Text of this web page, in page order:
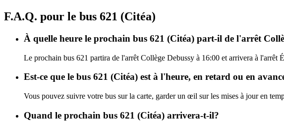
F.A.Q. pour le bus 621 (Citéa)
À quelle heure le prochain bus 621 (Citéa) part-il de l'arrêt
Le prochain bus 621 partira de l'arrêt Collège Debussy à 16:00 et arrivera à
Est-ce que le bus 621 (Citéa) est à l'heure, en retard ou en
Vous pouvez suivre votre bus sur la carte, garder un œil sur les mises à jour en
Quand le prochain bus 621 (Citéa) arrivera-t-il?